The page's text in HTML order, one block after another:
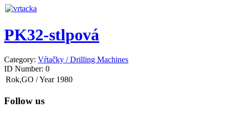
PK32-stlpová
Category: Vŕtačky / Drilling Machines
ID Number: 0
Rok,GO / Year 1980
Follow us